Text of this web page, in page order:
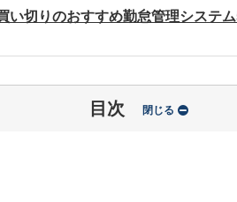
い切りのおすすめ勤怠管理システ
目次 閉じる